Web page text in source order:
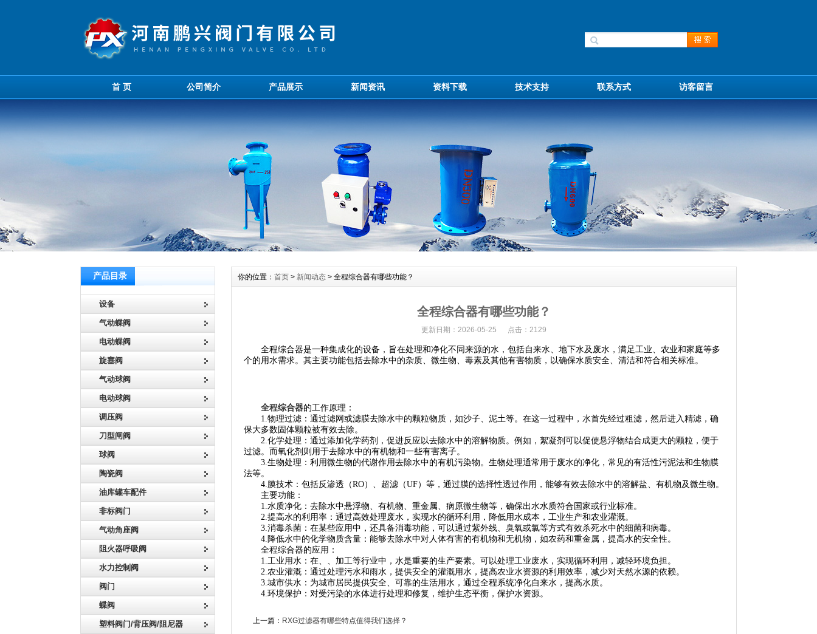
首 页 公司简介 产品展示 新闻资讯 资料下载 技术支持 联系方式 访客留言
产品目录
设备
气动蝶阀
电动蝶阀
旋塞阀
气动球阀
电动球阀
调压阀
刀型闸阀
球阀
陶瓷阀
油库罐车配件
非标阀门
气动角座阀
阻火器呼吸阀
水力控制阀
阀门
蝶阀
塑料阀门/背压阀/阻尼器
你的位置： 首页 > 新闻动态 > 全程综合器有哪些功能？
全程综合器有哪些功能？
更新日期：2026-05-25 点击：2129
全程综合器是一种集成化的设备，旨在处理和净化不同来源的水，包括自来水、地下水及废水，满足工业、农业和家庭等多
个的用水需求。其主要功能包括去除水中的杂质、微生物、毒素及其他有害物质，以确保水质安全、清洁和符合相关标准。
全程综合器的工作原理：
1.物理过滤：通过滤网或滤膜去除水中的颗粒物质，如沙子、泥土等。在这一过程中，水首先经过粗滤，然后进入精滤，确
保大多数固体颗粒被有效去除。
2.化学处理：通过添加化学药剂，促进反应以去除水中的溶解物质。例如，絮凝剂可以促使悬浮物结合成更大的颗粒，便于
过滤。而氧化剂则用于去除水中的有机物和一些有害离子。
3.生物处理：利用微生物的代谢作用去除水中的有机污染物。生物处理通常用于废水的净化，常见的有活性污泥法和生物膜
法等。
4.膜技术：包括反渗透（RO）、超滤（UF）等，通过膜的选择性透过作用，能够有效去除水中的溶解盐、有机物及微生物。
主要功能：
1.水质净化：去除水中悬浮物、有机物、重金属、病原微生物等，确保出水水质符合国家或行业标准。
2.提高水的利用率：通过高效处理废水，实现水的循环利用，降低用水成本，工业生产和农业灌溉。
3.消毒杀菌：在某些应用中，还具备消毒功能，可以通过紫外线、臭氧或氯等方式有效杀死水中的细菌和病毒。
4.降低水中的化学物质含量：能够去除水中对人体有害的有机物和无机物，如农药和重金属，提高水的安全性。
全程综合器的应用：
1.工业用水：在、、加工等行业中，水是重要的生产要素。可以处理工业废水，实现循环利用，减轻环境负担。
2.农业灌溉：通过处理污水和雨水，提供安全的灌溉用水，提高农业水资源的利用效率，减少对天然水源的依赖。
3.城市供水：为城市居民提供安全、可靠的生活用水，通过全程系统净化自来水，提高水质。
4.环境保护：对受污染的水体进行处理和修复，维护生态平衡，保护水资源。
上一篇： RXG过滤器有哪些特点值得我们选择？